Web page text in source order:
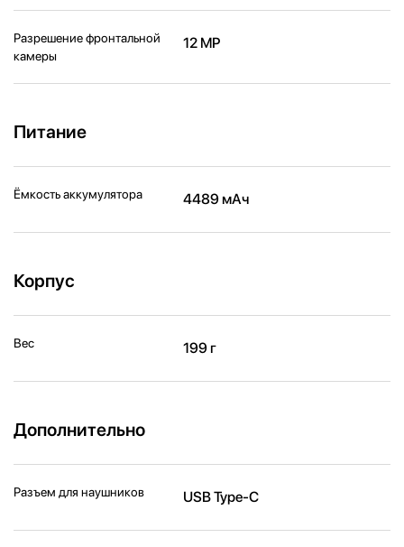
Разрешение фронтальной
камеры
12 MP
Питание
Ёмкость аккумулятора 4489 мАч
Корпус
Вес 199 г
Дополнительно
Разъем для наушников USB Type-C